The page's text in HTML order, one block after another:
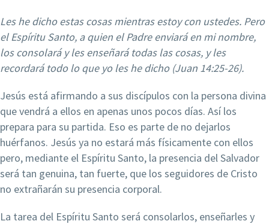
Les he dicho estas cosas mientras estoy con ustedes. Pero
el Espíritu Santo, a quien el Padre enviará en mi nombre,
los consolará y les enseñará todas las cosas, y les
recordará todo lo que yo les he dicho (Juan 14:25-26).
Jesús está afirmando a sus discípulos con la persona divina
que vendrá a ellos en apenas unos pocos días. Así los
prepara para su partida. Eso es parte de no dejarlos
huérfanos. Jesús ya no estará más físicamente con ellos
pero, mediante el Espíritu Santo, la presencia del Salvador
será tan genuina, tan fuerte, que los seguidores de Cristo
no extrañarán su presencia corporal.
La tarea del Espíritu Santo será consolarlos, enseñarles y